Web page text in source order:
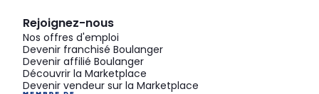
Rejoignez-nous
Nos offres d'emploi
Devenir franchisé Boulanger
Devenir affilié Boulanger
Découvrir la Marketplace
Devenir vendeur sur la Marketplace